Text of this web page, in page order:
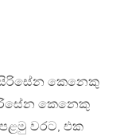
සිරිසේන කෙනෙකු
කෙනෙකු
වරට, එක